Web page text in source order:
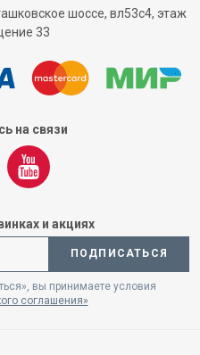
шоссе, вл53с4, этаж
33
на связи
и акциях
ПОДПИСАТЬСЯ
вы принимаете условия
соглашения»